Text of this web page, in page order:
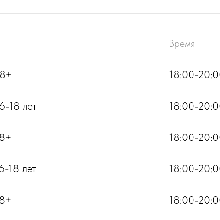
Время
18:00-
18 лет 18:00-
18:00-
18 лет 18:00-
18:00-